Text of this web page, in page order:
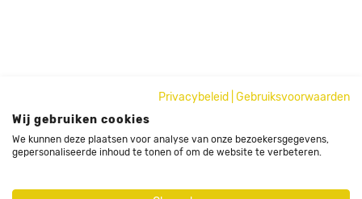
Privacybeleid
Gebruiksvoorwaarden
Wij gebruiken cookies
We kunnen deze plaatsen voor analyse van onze bezoekersgegevens,
gepersonaliseerde inhoud te tonen of om de website te verbeteren.